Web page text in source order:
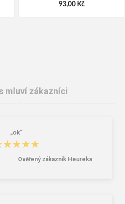
93,00 Kč
199,00 Kč 323,00 Kč
mluví zákazníci
„ok“
Ověřený zákazník Heureka